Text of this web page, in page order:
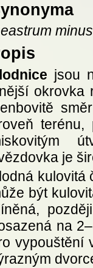
minus
jsou
okrovka
terénu,
je
kulovitá
být
na
vypouštění